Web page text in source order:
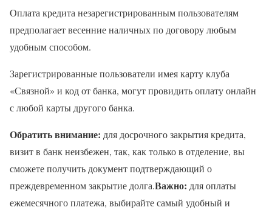
Оплата кредита незарегистрированным пользователям
предполагает весенние наличных по договору любым
удобным способом.
Зарегистрированные пользователи имея карту клуба
«Связной» и код от банка, могут провидить оплату онлайн
с любой карты другого банка.
Обратить внимание: для досрочного закрытия кредита,
визит в банк неизбежен, так, как только в отделение, вы
сможете получить документ подтверждающий о
преждевременном закрытие долга.Важно: для оплаты
ежемесячного платежа, выбирайте самый удобный и